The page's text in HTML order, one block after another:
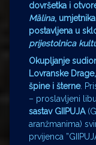
dovršetka i
Mȁlina,
postavljena u
prijestolnica
Okupljanje
Lovranske
špine i šterne.
– proslavljeni
sastav GIIPUJA
aranžmanima)
prvijenca